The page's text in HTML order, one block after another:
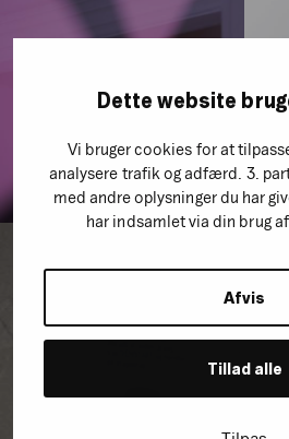
Dette website
Vi bruger cookies for at
analysere trafik og adfærd. 3.
med andre oplysninger du har
har indsamlet via din brug
Afvis
Tillad alle